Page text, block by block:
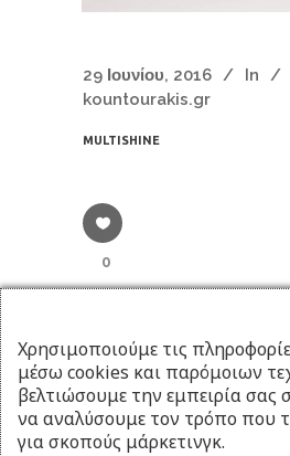
29 Ιουνίου, 2016 In
kountourakis.gr
MULTISHINE
0
1 2 3 4 5 6
10 11 12 13
Χρησιμοποιούμε τις
μέσω cookies και παρόμοιων
βελτιώσουμε την εμπειρία σας
να αναλύσουμε τον τρόπο που
για σκοπούς μάρκετινγκ.